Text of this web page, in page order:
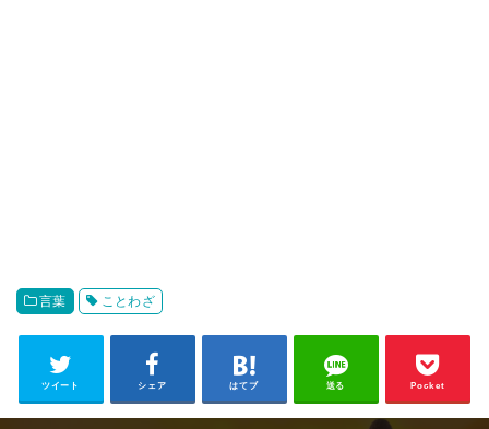
言葉 ことわざ
ツイート シェア はてブ 送る Pocket